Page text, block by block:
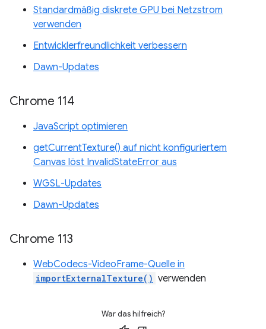
Standardmäßig diskrete GPU bei Netzstrom
verwenden
Entwicklerfreundlichkeit verbessern
Dawn-Updates
Chrome 114
JavaScript optimieren
getCurrentTexture() auf nicht konfiguriertem
Canvas löst InvalidStateError aus
WGSL-Updates
Dawn-Updates
Chrome 113
WebCodecs-VideoFrame-Quelle in
importExternalTexture() verwenden
War das hilfreich?